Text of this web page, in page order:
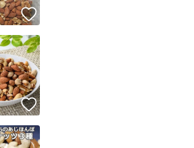
は他フリマサービスでの取引実績があります
を保証しているものではありません
は高頻度で24時間以内＆設定した発送日数内に発送してい
は高頻度で24時間以内に発送しています
出品ページへ
キャンセル
いいね！
いいね！